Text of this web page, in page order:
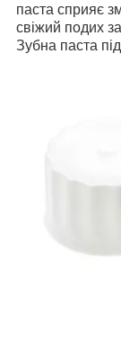
паста сприяє
свіжий подих
Зубна паста